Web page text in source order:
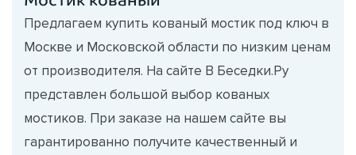
Предлагаем купить кованый мостик под ключ в
Москве и Московской области по низким ценам
от производителя. На сайте В Беседки.Ру
представлен большой выбор кованых
мостиков. При заказе на нашем сайте вы
гарантированно получите качественный и